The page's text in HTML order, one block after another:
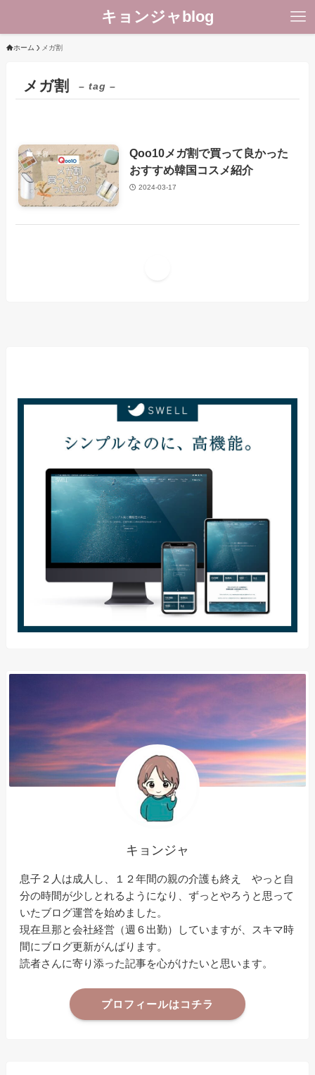
キョンジャblog
ホーム メガ割
メガ割 – tag –
美容
Qoo10メガ割で買って良かった
おすすめ韓国コスメ紹介
2024-03-17
キョンジャ
息子２人は成人し、１２年間の親の介護も終え やっと自
分の時間が少しとれるようになり、ずっとやろうと思って
いたブログ運営を始めました。
現在旦那と会社経営（週６出勤）していますが、スキマ時
間にブログ更新がんばります。
読者さんに寄り添った記事を心がけたいと思います。
プロフィールはコチラ